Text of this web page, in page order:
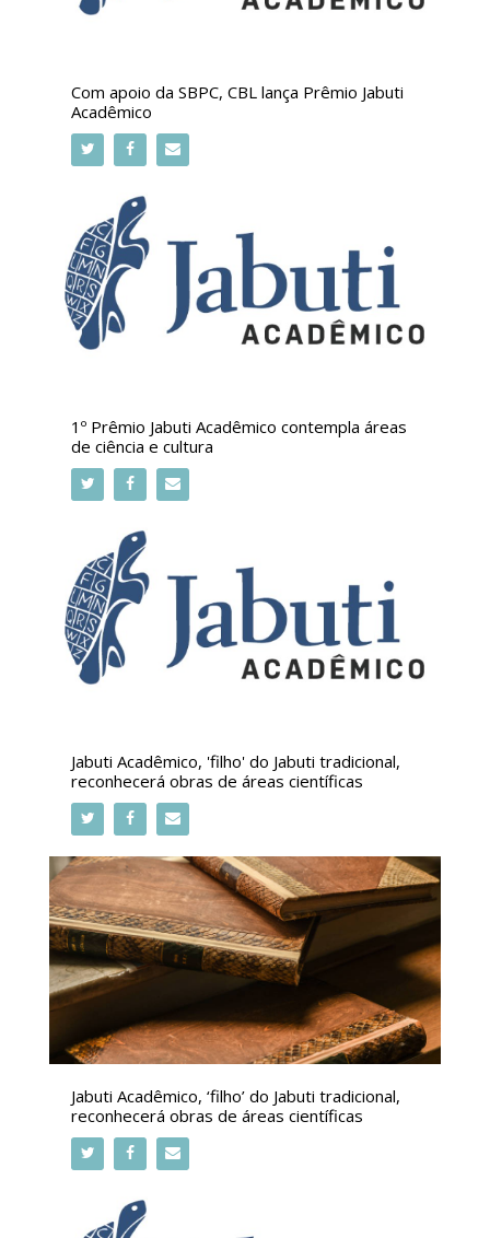
Com apoio da SBPC, CBL lança Prêmio Jabuti
Acadêmico
1º Prêmio Jabuti Acadêmico contempla áreas
de ciência e cultura
Jabuti Acadêmico, 'filho' do Jabuti tradicional,
reconhecerá obras de áreas científicas
Jabuti Acadêmico, ‘filho’ do Jabuti tradicional,
reconhecerá obras de áreas científicas